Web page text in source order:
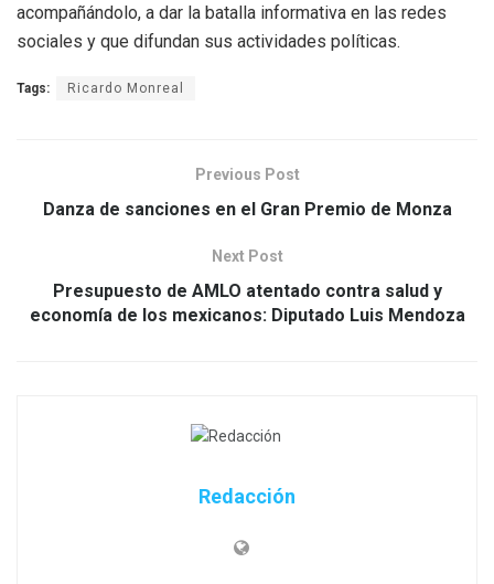
acompañándolo, a dar la batalla informativa en las redes
sociales y que difundan sus actividades políticas.
Tags: Ricardo Monreal
Previous Post
Danza de sanciones en el Gran Premio de Monza
Next Post
Presupuesto de AMLO atentado contra salud y
economía de los mexicanos: Diputado Luis Mendoza
Redacción